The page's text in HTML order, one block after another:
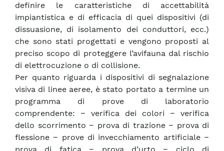
definire le caratteristiche di accettabilità
impiantistica e di efficacia di quei dispositivi (di
dissuasione, di isolamento dei conduttori, ecc.)
che sono stati progettati e vengono proposti al
preciso scopo di proteggere l’avifauna dal rischio
di elettrocuzione o di collisione.
Per quanto riguarda i dispositivi di segnalazione
visiva di linee aeree, è stato portato a termine un
programma di prove di laboratorio
comprendente: − verifica dei colori − verifica
dello scorrimento − prova di trazione − prova di
flessione − prove di invecchiamento artificiale −